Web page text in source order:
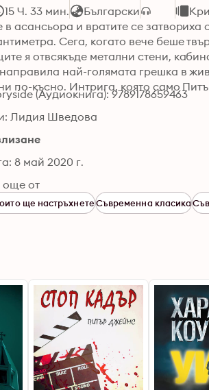
15 Ч. 33 мин. Български
в асансьора и вратите се
Сега, когато вече беше
я отвсякъде метални стени,
най-голямата грешка в
по-късно. Интрига, която само
(Аудиокнига): 9789178659463
Лидия Шведова
8 май 2020 г.
още от
ще настръхнетеСъвременна класика